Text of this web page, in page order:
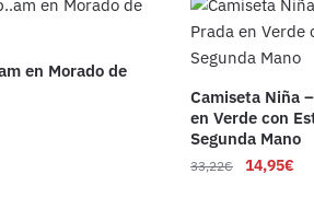
en Morado de
Camiseta Niña
en Verde con
Segunda Mano
33,22€ 14,95€